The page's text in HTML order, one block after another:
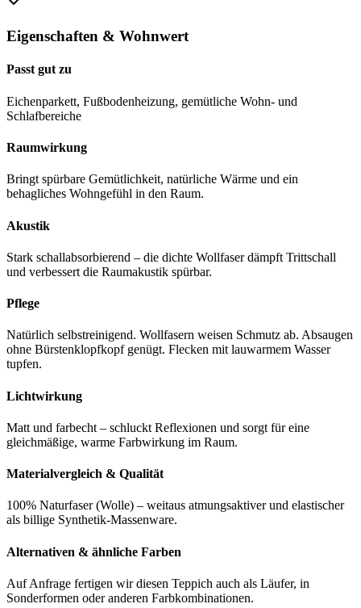
Eigenschaften & Wohnwert
Passt gut zu
Eichenparkett, Fußbodenheizung, gemütliche Wohn- und
Schlafbereiche
Raumwirkung
Bringt spürbare Gemütlichkeit, natürliche Wärme und ein
behagliches Wohngefühl in den Raum.
Akustik
Stark schallabsorbierend – die dichte Wollfaser dämpft Trittschall
und verbessert die Raumakustik spürbar.
Pflege
Natürlich selbstreinigend. Wollfasern weisen Schmutz ab. Absaugen
ohne Bürstenklopfkopf genügt. Flecken mit lauwarmem Wasser
tupfen.
Lichtwirkung
Matt und farbecht – schluckt Reflexionen und sorgt für eine
gleichmäßige, warme Farbwirkung im Raum.
Materialvergleich & Qualität
100% Naturfaser (Wolle) – weitaus atmungsaktiver und elastischer
als billige Synthetik-Massenware.
Alternativen & ähnliche Farben
Auf Anfrage fertigen wir diesen Teppich auch als Läufer, in
Sonderformen oder anderen Farbkombinationen.